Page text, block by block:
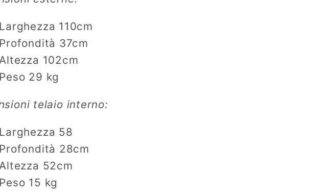
Larghezza 110cm
Profondità 37cm
102cm
Peso 29 kg
telaio interno:
Larghezza 58
Profondità 28cm
Altezza 52cm
Peso 15 kg